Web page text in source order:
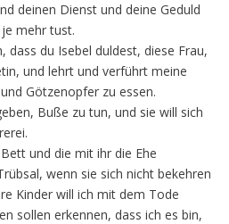
deinen Dienst und deine Geduld
mehr tust.
dass du Isebel duldest, diese Frau,
und lehrt und verführt meine
Götzenopfer zu essen.
Buße zu tun, und sie will sich
und die mit ihr die Ehe
wenn sie sich nicht bekehren
Kinder will ich mit dem Tode
sollen erkennen, dass ich es bin,